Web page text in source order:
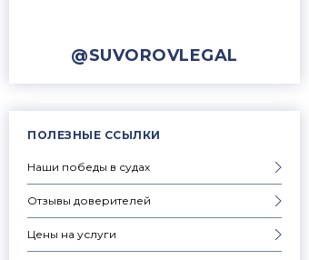
@SUVOROVLEGAL
ПОЛЕЗНЫЕ ССЫЛКИ
Наши победы в судах
Отзывы доверителей
Цены на услуги